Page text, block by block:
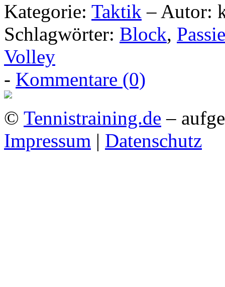
Kategorie: Taktik – Autor:
Schlagwörter: Block,
Volley
- Kommentare (0)
© Tennistraining.de –
Impressum | Datenschutz